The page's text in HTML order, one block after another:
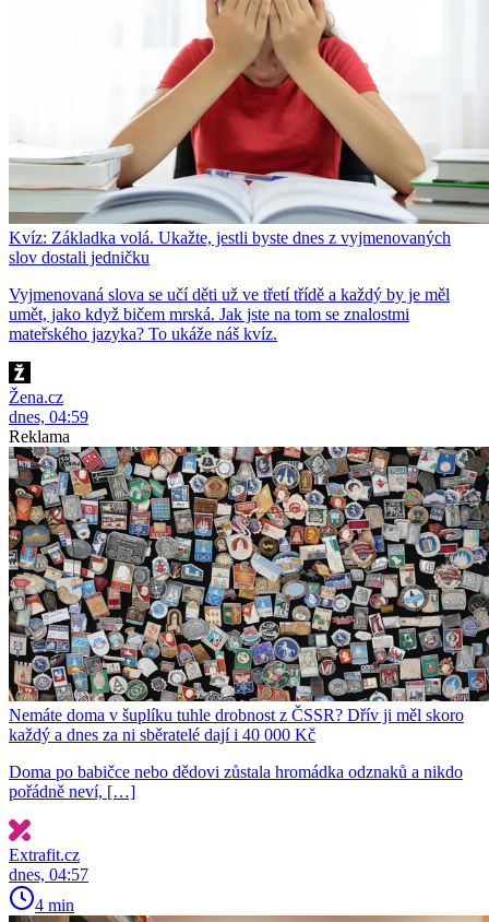
Kvíz: Základka volá. Ukažte, jestli byste dnes z vyjmenovaných
slov dostali jedničku
Vyjmenovaná slova se učí děti už ve třetí třídě a každý by je měl
umět, jako když bičem mrská. Jak jste na tom se znalostmi
mateřského jazyka? To ukáže náš kvíz.
Žena.cz
dnes, 04:59
Reklama
Nemáte doma v šuplíku tuhle drobnost z ČSSR? Dřív ji měl skoro
každý a dnes za ni sběratelé dají i 40 000 Kč
Doma po babičce nebo dědovi zůstala hromádka odznaků a nikdo
pořádně neví, […]
Extrafit.cz
dnes, 04:57
4 min